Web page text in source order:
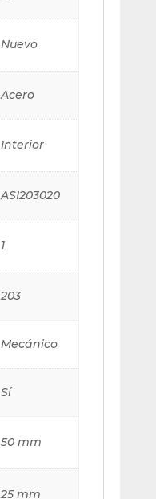
Nuevo
Acero
Interior
ASI203020
1
203
Mecánico
Sí
50 mm
25 mm